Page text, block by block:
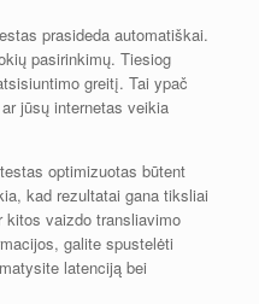
prasideda automatiškai.
pasirinkimų. Tiesiog
greitį. Tai ypač
jūsų internetas veikia
optimizuotas būtent
kad rezultatai gana tiksliai
vaizdo transliavimo
galite spustelėti
latenciją bei